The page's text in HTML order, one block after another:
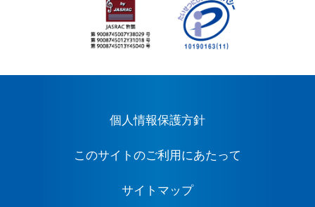
個人情報保護方針
このサイトのご利用にあたって
サイトマップ